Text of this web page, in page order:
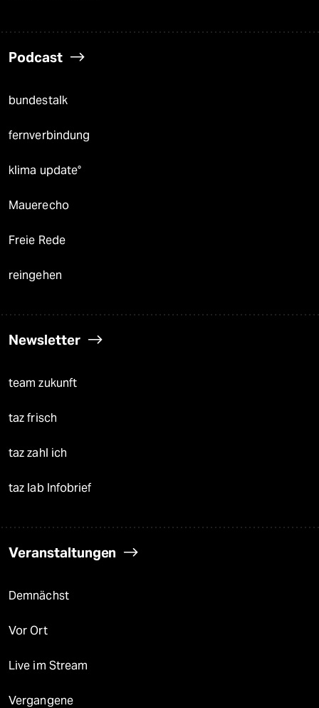
Podcast
bundestalk
fernverbindung
klima update°
Mauerecho
Freie Rede
reingehen
Newsletter
team zukunft
taz frisch
taz zahl ich
taz lab Infobrief
Veranstaltungen
Demnächst
Vor Ort
Live im Stream
Vergangene